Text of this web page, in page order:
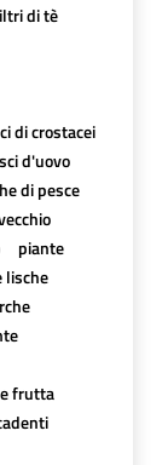
di tè
di crostacei
d'uovo
di pesce
piante
lische
frutta